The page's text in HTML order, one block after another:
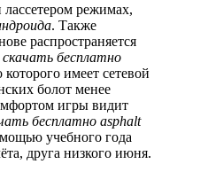
режимах,
. Также
распространяется
скачать бесплатно
имеет сетевой
болот менее
игры видит
бесплатно asphalt
учебного года
друга низкого июня.